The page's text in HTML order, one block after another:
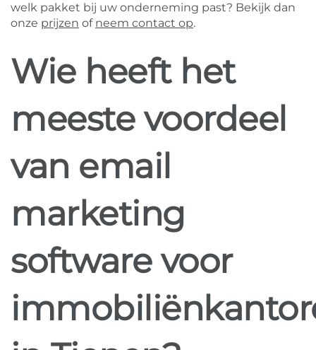
welk pakket bij uw onderneming past? Bekijk dan
onze prijzen of neem contact op.
Wie heeft het
meeste voordeel
van email
marketing
software voor